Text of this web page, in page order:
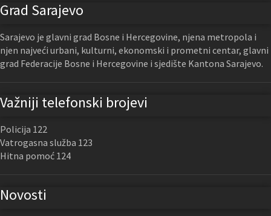
Grad Sarajevo
Sarajevo je glavni grad Bosne i Hercegovine, njena metropola i
njen najveći urbani, kulturni, ekonomski i prometni centar, glavni
grad Federacije Bosne i Hercegovine i sjedište Kantona Sarajevo.
Važniji telefonski brojevi
Policija 122
Vatrogasna služba 123
Hitna pomoć 124
Novosti